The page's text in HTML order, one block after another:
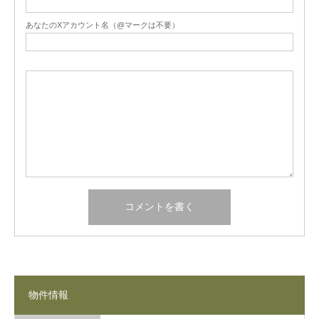
あなたのXアカウント名（@マークは不要）
物件情報